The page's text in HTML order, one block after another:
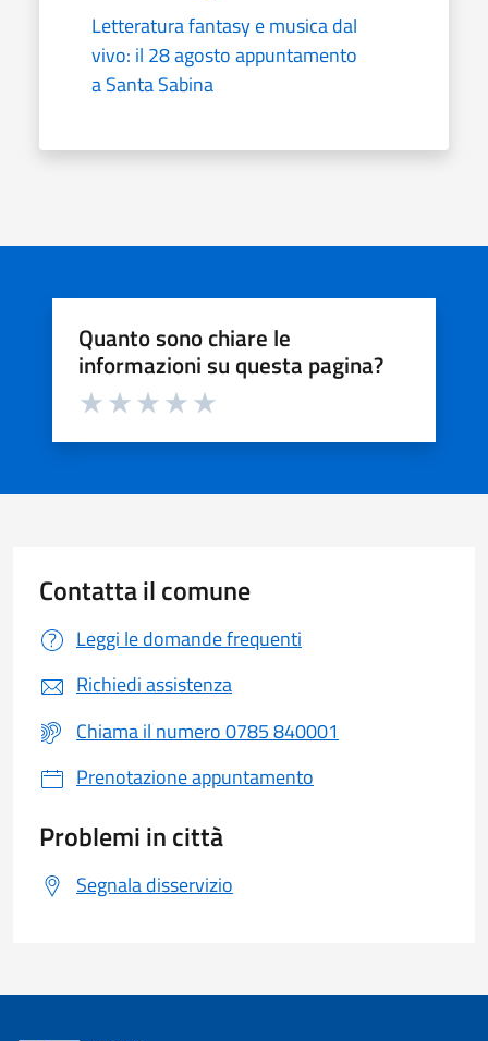
Letteratura fantasy e musica dal
vivo: il 28 agosto appuntamento
a Santa Sabina
Quanto sono chiare le
informazioni su questa pagina?
Valuta da 1 a 5 stelle la pagina
Contatta il comune
Leggi le domande frequenti
Richiedi assistenza
Chiama il numero 0785 840001
Prenotazione appuntamento
Problemi in città
Segnala disservizio